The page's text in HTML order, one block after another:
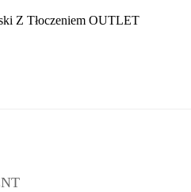
Z Tłoczeniem OUTLET